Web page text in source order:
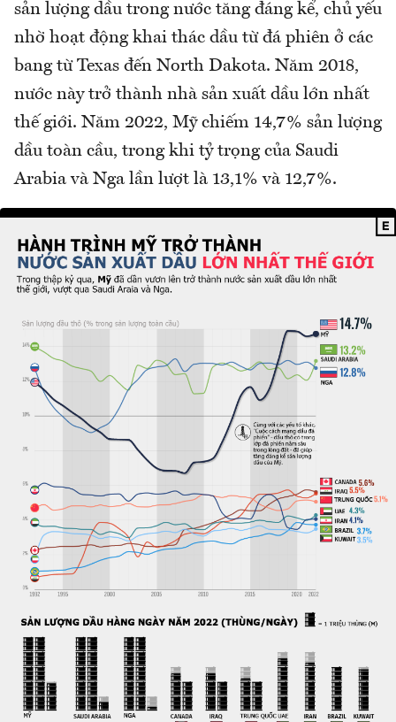
sản lượng dầu trong nước tăng đáng kể, chủ yếu
nhờ hoạt động khai thác dầu từ đá phiên ở các
bang từ Texas đến North Dakota. Năm 2018,
nước này trở thành nhà sản xuất dầu lớn nhất
thế giới. Năm 2022, Mỹ chiếm 14,7% sản lượng
dầu toàn cầu, trong khi tỷ trọng của Saudi
Arabia và Nga lần lượt là 13,1% và 12,7%.